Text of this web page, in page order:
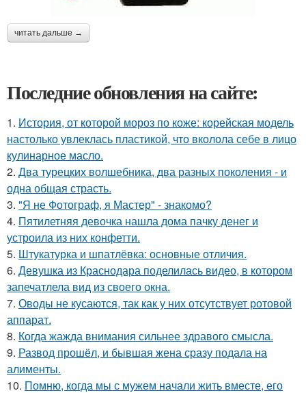
читать дальше →
Последние обновления на сайте:
1. История, от которой мороз по коже: корейская модель
настолько увлеклась пластикой, что вколола себе в лицо
кулинарное масло.
2. Два турецких волшебника, два разных поколения - и
одна общая страсть.
3. "Я не Фотограф, я Мастер" - знакомо?
4. Пятилетняя девочка нашла дома пачку денег и
устроила из них конфетти.
5. Штукатурка и шпатлёвка: основные отличия.
6. Девушка из Краснодара поделилась видео, в котором
запечатлела вид из своего окна.
7. Оводы не кусаются, так как у них отсутствует ротовой
аппарат.
8. Когда жажда внимания сильнее здравого смысла.
9. Развод прошёл, и бывшая жена сразу подала на
алименты.
10. Помню, когда мы с мужем начали жить вместе, его